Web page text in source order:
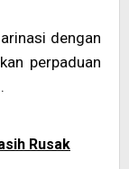
dengan
perpaduan
Rusak